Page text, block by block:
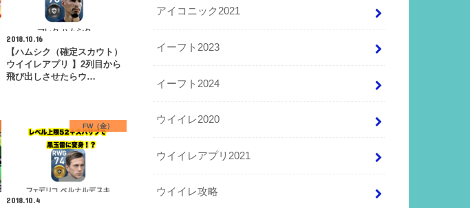
2018.10.16
【ハムシク（確定スカウト）
ウイイレアプリ 】2列目から
飛び出しさせたらウ…
FW（金）
2018.10.4
アイコニック2021
イーフト2023
イーフト2024
ウイイレ2020
ウイイレアプリ2021
ウイイレ攻略